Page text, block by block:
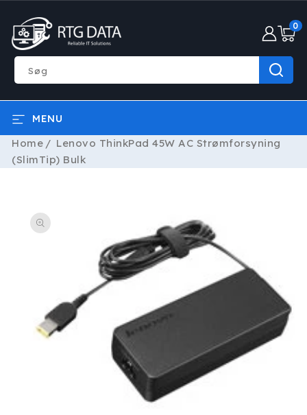
INDHOLD
Søg
0
varer
MENU
Home
Lenovo ThinkPad 45W AC Strømforsyning
(SlimTip) Bulk